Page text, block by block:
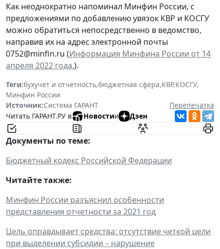
Как неоднократно напоминал Минфин России, с
предложениями по добавлению увязок КВР и КОСГУ
можно обратиться непосредственно в ведомство,
направив их на адрес электронной почты
0752@minfin.ru (Информация Минфина России от 14
апреля 2022 года.).
Теги:бухучет и отчетность,бюджетная сфера,КВР,КОСГУ,
Минфин России
Источник:Система ГАРАНТ
Перепечатка
Читать ГАРАНТ.РУ в
Новостии Дзен
Документы по теме:
Бюджетный кодекс Российской Федерации
Читайте также:
Минфин России разъяснил особенности
представления отчетности за 2021 год
Цель оправдывает средства: отсутствие четкой цели
при выделении субсидии – нарушение